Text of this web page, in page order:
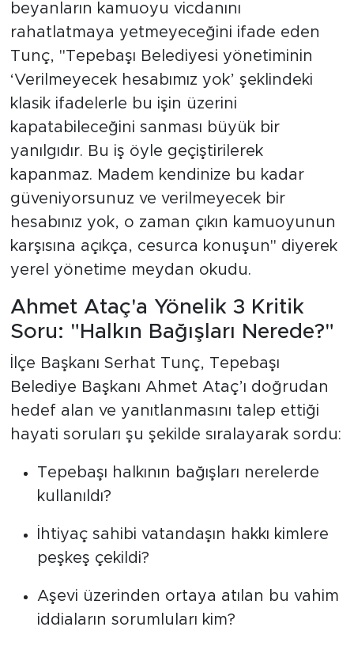
beyanların kamuoyu vicdanını
rahatlatmaya yetmeyeceğini ifade eden
Tunç, "Tepebaşı Belediyesi yönetiminin
‘Verilmeyecek hesabımız yok’ şeklindeki
klasik ifadelerle bu işin üzerini
kapatabileceğini sanması büyük bir
yanılgıdır. Bu iş öyle geçiştirilerek
kapanmaz. Madem kendinize bu kadar
güveniyorsunuz ve verilmeyecek bir
hesabınız yok, o zaman çıkın kamuoyunun
karşısına açıkça, cesurca konuşun" diyerek
yerel yönetime meydan okudu.
Ahmet Ataç'a Yönelik 3 Kritik
Soru: "Halkın Bağışları Nerede?"
İlçe Başkanı Serhat Tunç, Tepebaşı
Belediye Başkanı Ahmet Ataç’ı doğrudan
hedef alan ve yanıtlanmasını talep ettiği
hayati soruları şu şekilde sıralayarak sordu:
Tepebaşı halkının bağışları nerelerde
kullanıldı?
İhtiyaç sahibi vatandaşın hakkı kimlere
peşkeş çekildi?
Aşevi üzerinden ortaya atılan bu vahim
iddiaların sorumluları kim?